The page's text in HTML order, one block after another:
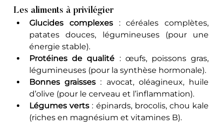
Les aliments à privilégier
Glucides complexes : céréales complètes,
patates douces, légumineuses (pour une
énergie stable).
Protéines de qualité : œufs, poissons gras,
légumineuses (pour la synthèse hormonale).
Bonnes graisses : avocat, oléagineux, huile
d’olive (pour le cerveau et l’inflammation).
Légumes verts : épinards, brocolis, chou kale
(riches en magnésium et vitamines B).